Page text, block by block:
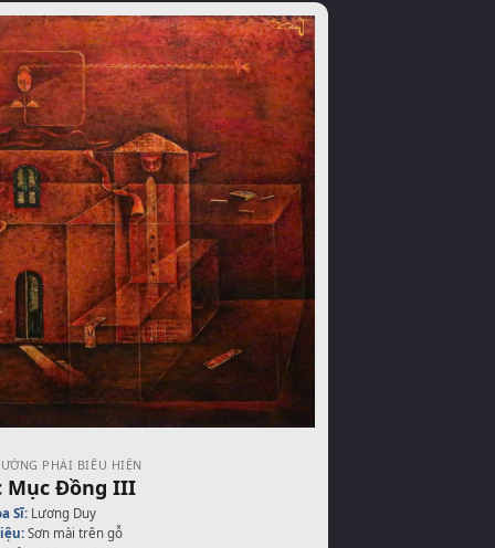
PHÁI BIỂU HIỆN
Mục Đồng III
Sĩ: Lương Duy
Sơn mài trên gỗ